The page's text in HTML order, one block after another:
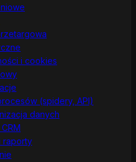
i cookies
(spidery, API)
danych
raporty